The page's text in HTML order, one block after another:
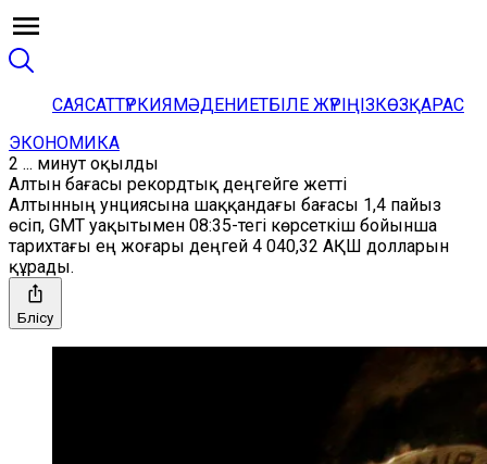
САЯСАТТҮРКИЯМӘДЕНИЕТБІЛЕ ЖҮРІҢІЗКӨЗҚАРАС
ЭКОНОМИКА
2 ... минут оқылды
Алтын бағасы рекордтық деңгейге жетті
Алтынның унциясына шаққандағы бағасы 1,4 пайыз
өсіп, GMT уақытымен 08:35-тегі көрсеткіш бойынша
тарихтағы ең жоғары деңгей 4 040,32 АҚШ долларын
құрады.
Бөлісу